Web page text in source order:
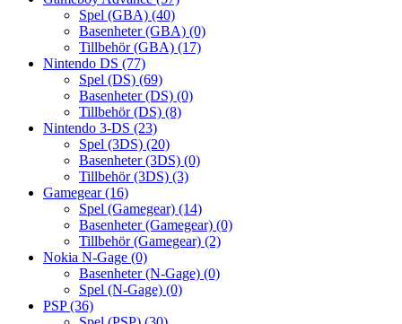
Spel (GBA) (40)
Basenheter (GBA) (0)
Tillbehör (GBA) (17)
Nintendo DS (77)
Spel (DS) (69)
Basenheter (DS) (0)
Tillbehör (DS) (8)
Nintendo 3-DS (23)
Spel (3DS) (20)
Basenheter (3DS) (0)
Tillbehör (3DS) (3)
Gamegear(16)
Spel (Gamegear) (14)
Basenheter (Gamegear) (0)
Tillbehör (Gamegear) (2)
Nokia N-Gage (0)
Basenheter (N-Gage) (0)
Spel (N-Gage) (0)
PSP(36)